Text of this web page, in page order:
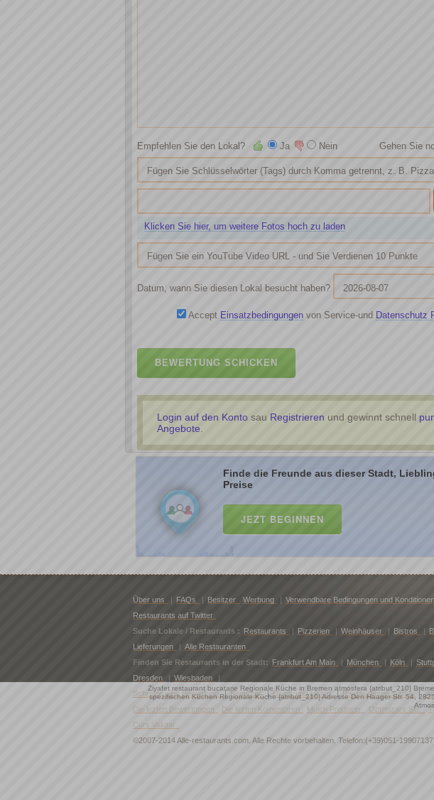
Ziyafet restaurant bucatarie Regionale Küche in Bremen atmosfera {atribut_210}
spezifischen Küchen Regionale Küche {atribut_210} Adresse Den Haager Str. 54,
Empfehlen Sie den Lokal? Ja Nein Gehen Sie
Klicken Sie hier, um weitere Fotos hoch zu laden
Datum, wann Sie diesen Lokal besucht haben?
Accept Einsatzbedingungen von Service-und Datenschutz
BEWERTUNG SCHICKEN
Login auf den Kontosau Registrieren und gewinnt schnell
Angebote
Finde die Freunde aus dieser Stadt,
Preise
JEZT BEGINNEN
Über uns | FAQs | Besitzer Werbung | Verwendbare Bedingungen und Konditionen
Restaurants auf Twitter
Suche Lokale / Restaurants : Restaurants | Pizzerien | Weinhäuser | Bistros |
Lieferungen
| Alle Restauranten
Finden Sie Restaurants in der Stadt: Frankfurt Am Main | München | Köln |
Dresden
| Wiesbaden
|
Schreibe eine Bewertung | Benutzer | Guids und Listen | Restauranten suche |
Die lezten Bewertungen
Die lezten Komentaren Mulch Producer Optimizare Site
Curs Valutar
©2007-2014 Alle-restaurants.com. Alle Rechte vorbehalten. Telefon:(+39)051-